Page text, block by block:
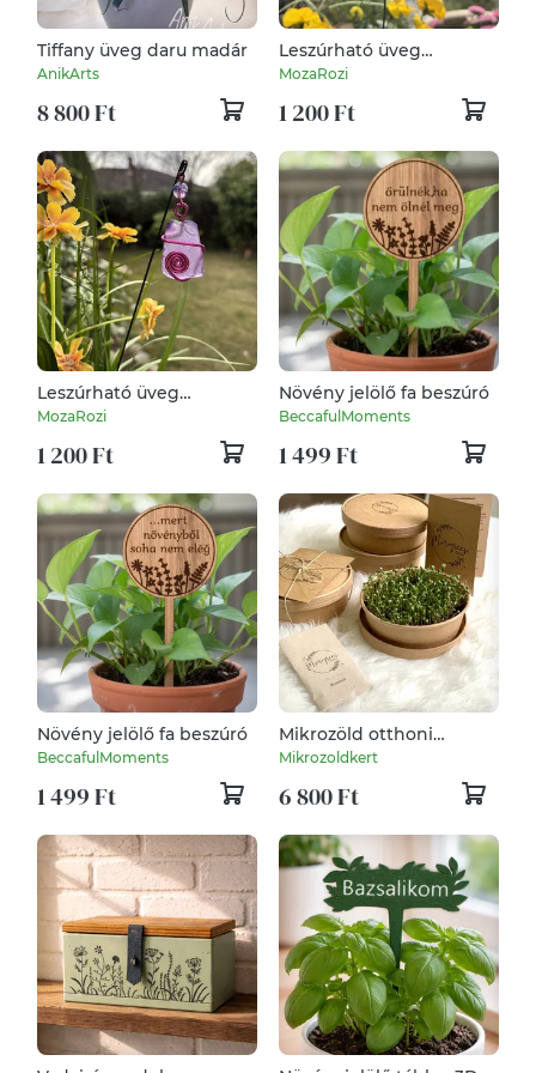
Tiffany üveg daru madár
AnikArts
8 800 Ft
Leszúrható üveg
kerti/kaspódísz sárga-
MozaRozi
1 200 Ft
Leszúrható üveg
kerti/kaspódísz lila-
MozaRozi
1 200 Ft
Növény jelölő fa beszúró
BeccafulMoments
1 499 Ft
Növény jelölő fa beszúró
BeccafulMoments
1 499 Ft
Mikrozöld otthoni
termesztő készlet 5db (
Mungobab, Zöldborsó,
Mustár)
Mikrozoldkert
6 800 Ft